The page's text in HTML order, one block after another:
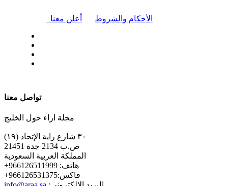
أعلن معنا الأحكام والشروط
تواصل معنا
مجلة اراء حول الخليج
٣٠ شارع راية الإتحاد (١٩)
ص.ب 2134 جدة 21451
المملكة العربية السعودية
+هاتف: 966126511999
+فاكس:966126531375